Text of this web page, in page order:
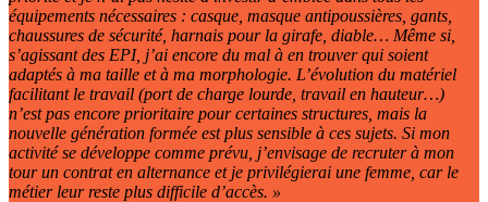
équipements nécessaires : casque, masque antipoussières, gants,
chaussures de sécurité, harnais pour la girafe, diable… Même si,
s’agissant des EPI, j’ai encore du mal à en trouver qui soient
adaptés à ma taille et à ma morphologie. L’évolution du matériel
facilitant le travail (port de charge lourde, travail en hauteur…)
n’est pas encore prioritaire pour certaines structures, mais la
nouvelle génération formée est plus sensible à ces sujets. Si mon
activité se développe comme prévu, j’envisage de recruter à mon
tour un contrat en alternance et je privilégierai une femme, car le
métier leur reste plus difficile d’accès. »